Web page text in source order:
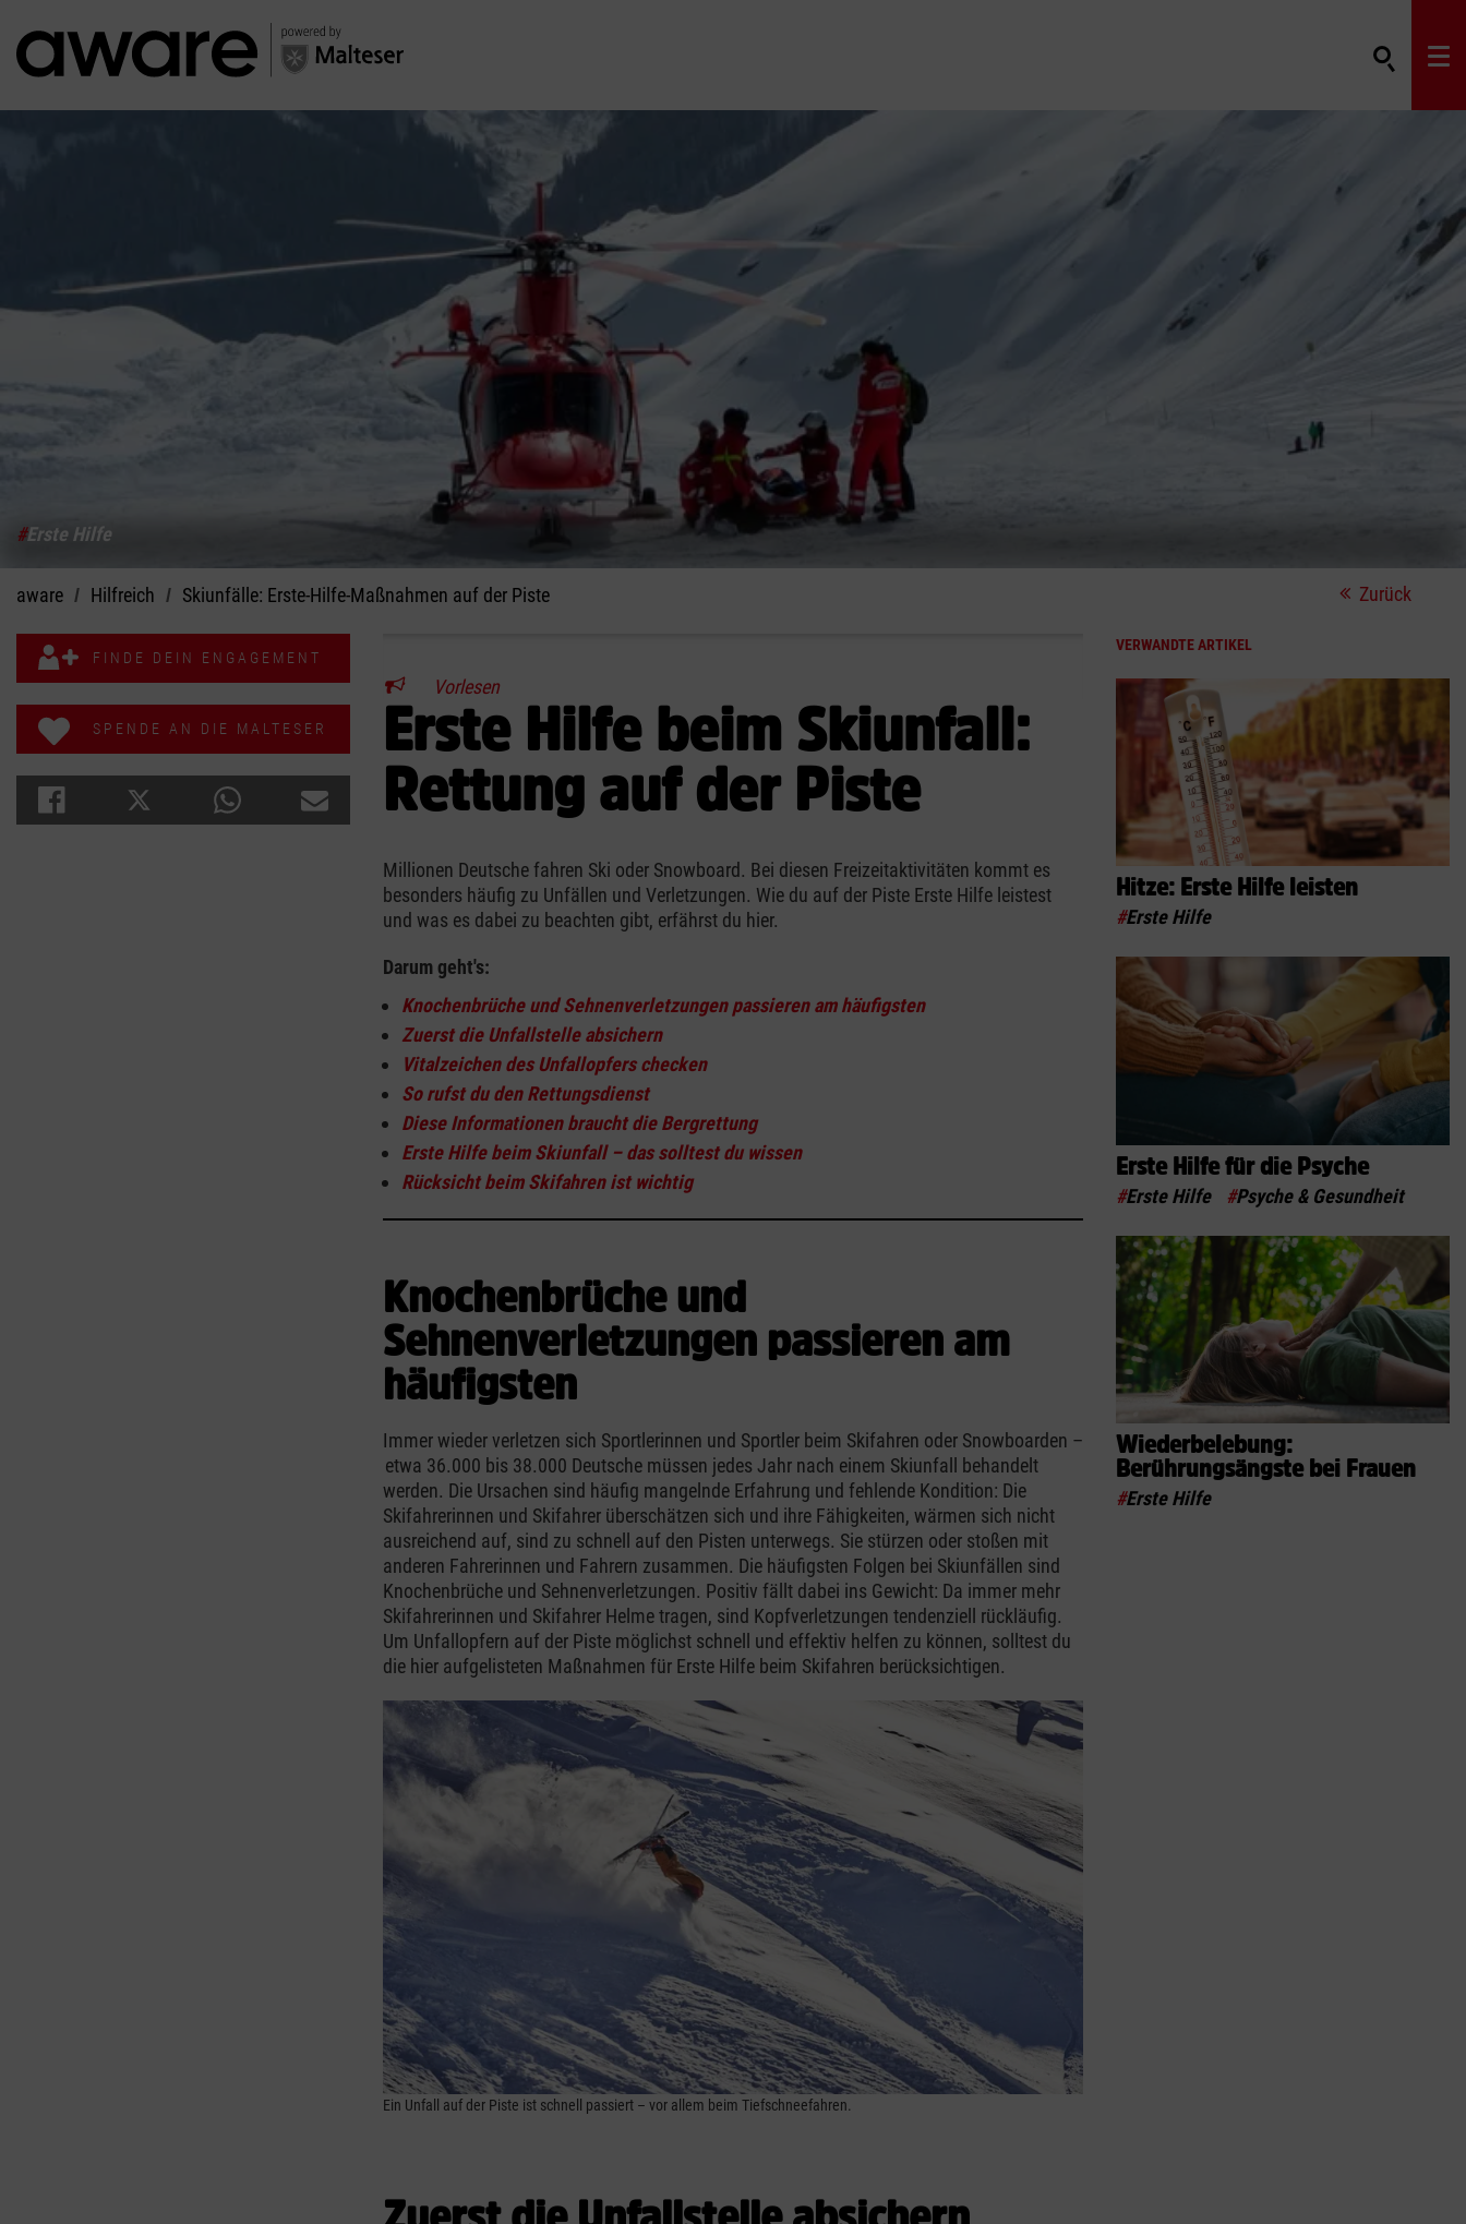
#Erste Hilfe
aware Hilfreich Skiunfälle: Erste-Hilfe-Maßnahmen auf der Piste Zurück
FINDE DEIN ENGAGEMENT
SPENDE AN DIE MALTESER
Vorlesen
Erste Hilfe beim Skiunfall:
Rettung auf der Piste
Millionen Deutsche fahren Ski oder Snowboard. Bei diesen Freizeitaktivitäten kommt es
besonders häufig zu Unfällen und Verletzungen. Wie du auf der Piste Erste Hilfe leistest
und was es dabei zu beachten gibt, erfährst du hier.
Darum geht's:
Knochenbrüche und Sehnenverletzungen passieren am häufigsten
Zuerst die Unfallstelle absichern
Vitalzeichen des Unfallopfers checken
So rufst du den Rettungsdienst
Diese Informationen braucht die Bergrettung
Erste Hilfe beim Skiunfall – das solltest du wissen
Rücksicht beim Skifahren ist wichtig
Knochenbrüche und
Sehnenverletzungen passieren am
häufigsten
Immer wieder verletzen sich Sportlerinnen und Sportler beim Skifahren oder Snowboarden –
etwa 36.000 bis 38.000 Deutsche müssen jedes Jahr nach einem Skiunfall behandelt
werden. Die Ursachen sind häufig mangelnde Erfahrung und fehlende Kondition: Die
Skifahrerinnen und Skifahrer überschätzen sich und ihre Fähigkeiten, wärmen sich nicht
ausreichend auf, sind zu schnell auf den Pisten unterwegs. Sie stürzen oder stoßen mit
anderen Fahrerinnen und Fahrern zusammen. Die häufigsten Folgen bei Skiunfällen sind
Knochenbrüche und Sehnenverletzungen. Positiv fällt dabei ins Gewicht: Da immer mehr
Skifahrerinnen und Skifahrer Helme tragen, sind Kopfverletzungen tendenziell rückläufig.
Um Unfallopfern auf der Piste möglichst schnell und effektiv helfen zu können, solltest du
die hier aufgelisteten Maßnahmen für Erste Hilfe beim Skifahren berücksichtigen.
Ein Unfall auf der Piste ist schnell passiert – vor allem beim Tiefschneefahren.
VERWANDTE ARTIKEL
Hitze: Erste Hilfe leisten
#Erste Hilfe
Erste Hilfe für die Psyche
#Erste Hilfe #Psyche & Gesundheit
Wiederbelebung:
Berührungsängste bei Frauen
#Erste Hilfe